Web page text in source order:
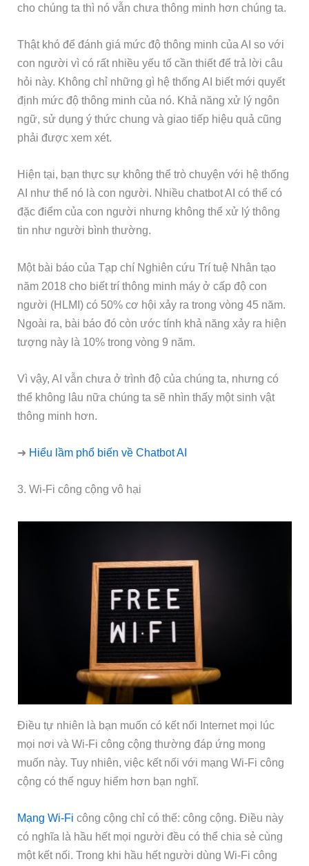
cho chúng ta thì nó vẫn chưa thông minh hơn chúng ta.
Thật khó để đánh giá mức độ thông minh của AI so với
con người vì có rất nhiều yếu tố cần thiết để trả lời câu
hỏi này. Không chỉ những gì hệ thống AI biết mới quyết
định mức độ thông minh của nó. Khả năng xử lý ngôn
ngữ, sử dụng ý thức chung và giao tiếp hiệu quả cũng
phải được xem xét.
Hiện tại, bạn thực sự không thể trò chuyện với hệ thống
AI như thể nó là con người. Nhiều chatbot AI có thể có
đặc điểm của con người nhưng không thể xử lý thông
tin như người bình thường.
Một bài báo của Tạp chí Nghiên cứu Trí tuệ Nhân tạo
năm 2018 cho biết trí thông minh máy ở cấp độ con
người (HLMI) có 50% cơ hội xảy ra trong vòng 45 năm.
Ngoài ra, bài báo đó còn ước tính khả năng xảy ra hiện
tượng này là 10% trong vòng 9 năm.
Vì vậy, AI vẫn chưa ở trình độ của chúng ta, nhưng có
thể không lâu nữa chúng ta sẽ nhìn thấy một sinh vật
thông minh hơn.
➜ Hiểu lầm phổ biến về Chatbot AI
3. Wi-Fi công cộng vô hại
Điều tự nhiên là bạn muốn có kết nối Internet mọi lúc
mọi nơi và Wi-Fi công cộng thường đáp ứng mong
muốn này. Tuy nhiên, việc kết nối với mạng Wi-Fi công
cộng có thể nguy hiểm hơn bạn nghĩ.
Mạng Wi-Fi công cộng chỉ có thế: công cộng. Điều này
có nghĩa là hầu hết mọi người đều có thể chia sẻ cùng
một kết nối. Trong khi hầu hết người dùng Wi-Fi công